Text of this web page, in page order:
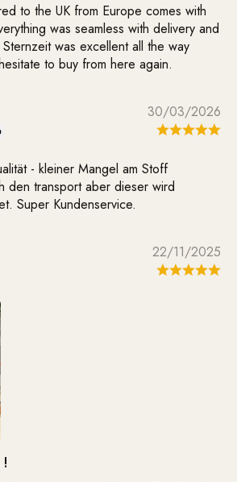
to the UK from Europe comes with
was seamless with delivery and
was excellent all the way
to buy from here again.
30/03/2026
- kleiner Mangel am Stoff
den transport aber dieser wird
Super Kundenservice.
22/11/2025